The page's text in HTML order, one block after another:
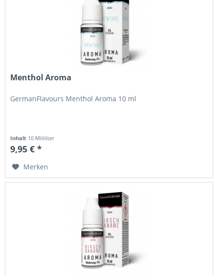
Menthol Aroma
GermanFlavours Menthol Aroma 10 ml
Inhalt 10 Mililiter
9,95 € *
Merken